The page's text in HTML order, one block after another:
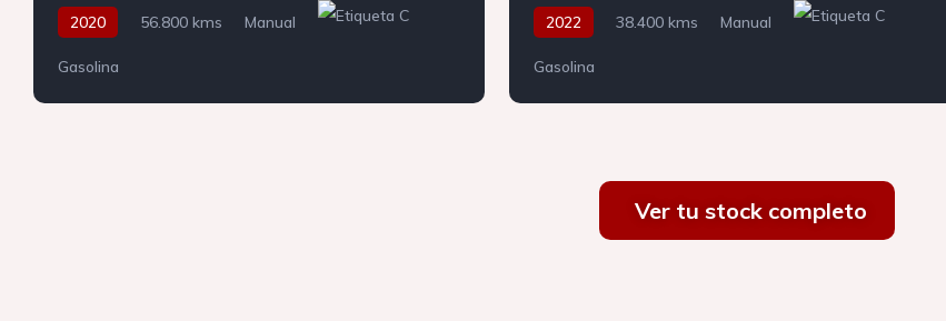
2020 56.800 kms Manual
Gasolina
2022 38.400 kms Manual
Gasolina
Ver tu stock completo